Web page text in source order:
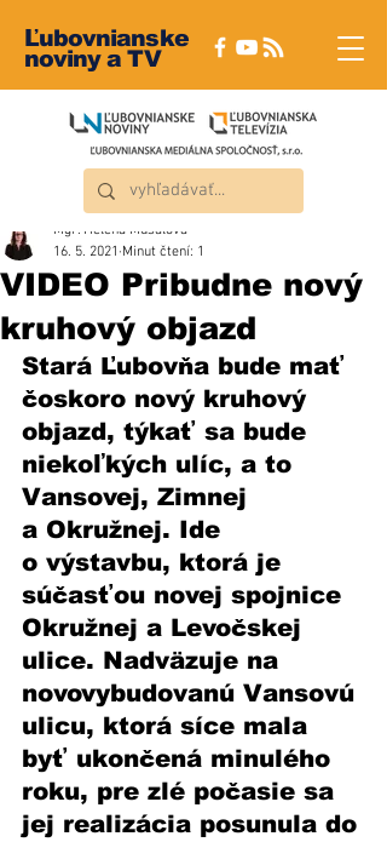
Ľubovnianske
noviny a TV
VIDEO Pribudne nový
kruhový objazd
Mgr. Helena Musalová
16. 5. 2021 Minut čtení: 1
Stará Ľubovňa bude mať
čoskoro nový kruhový
objazd, týkať sa bude
niekoľkých ulíc, a to
Vansovej, Zimnej
a Okružnej. Ide
o výstavbu, ktorá je
súčasťou novej spojnice
Okružnej a Levočskej
ulice. Nadväzuje na
novovybudovanú Vansovú
ulicu, ktorá síce mala
byť ukončená minulého
roku, pre zlé počasie sa
jej realizácia posunula do